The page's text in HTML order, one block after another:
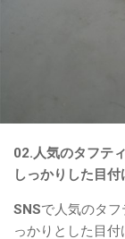
02.人気のタフテ
しっかりした目付
SNSで人気のタ
っかりとした目